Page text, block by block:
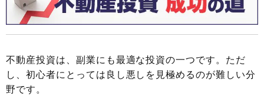
不動産投資は、副業にも最適な投資の一つです。ただ
し、初心者にとっては良し悪しを見極めるのが難しい分
野です。